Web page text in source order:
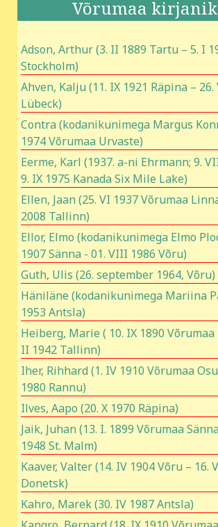
Võrumaa
Adson, Arthur (3. II 1889 Tartu – 5. I
Stockholm)
Ahven, Kalju (11. IX 1921 Räpina – 26.
Lübeck)
Contra (kodanikunimega Margus
1974 Võrumaa Urvaste)
Eerme, Karl (1937. a-ni Ehrmann; 9.
9. IX 1975 Kanada Six Mile Lake)
Ellen, Jaan (25. VI 1937 Võrumaa
2008 Tallinn)
Ellor, Elmo (kodanikunimega Elmo
1907 Sänna - 01. VIII 1986 Võru)
Guth, Ulis (26. september 1964, Võru)
Häniläne (kodanikunimega Mariina
1953 Antsla)
Heiberg, Marie ( 10. IX 1890 Võrumaa
II 1942 Tallinn)
Iher, Rihhard (1. IV 1910 Võrumaa
1980 Rannu)
Ilves, Aapo (20. X 1970 Räpina)
Jaik, Juhan (13. I. 1899 Võrumaa
1948 St. Malm)
Kaaver, Valter (14. IV 1904 Võru – 16.
Donetsk)
Kahro, Marek (30. IV 1987 Antsla)